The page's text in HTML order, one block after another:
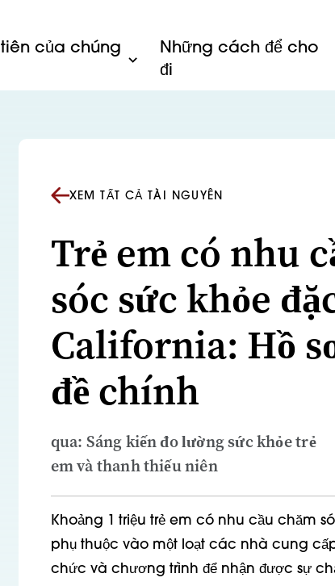
của chúng
Những cách để cho
đi
XEM TẤT CẢ TÀI NGUYÊN
Trẻ em có nhu
sóc sức khỏe
California: Hồ
đề chính
qua: Sáng kiến đo lường sức khỏe trẻ
em và thanh thiếu niên
Khoảng 1 triệu trẻ em có nhu cầu chăm
phụ thuộc vào một loạt các nhà cung
chức và chương trình để nhận được sự